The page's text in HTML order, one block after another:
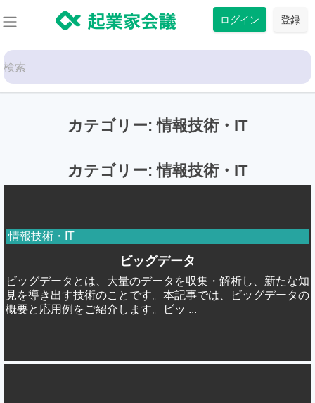
ン
テ
ン
プ
Search
for:
ログイン 登録
カテゴリー:情報技術・IT
カテゴリー:情報技術・IT
情報技術・IT
ビッグデータ
ビッグデータとは、大量のデータを収集・解析し、新たな知
見を導き出す技術のことです。本記事では、ビッグデータの
概要と応用例をご紹介します。ビッ ...